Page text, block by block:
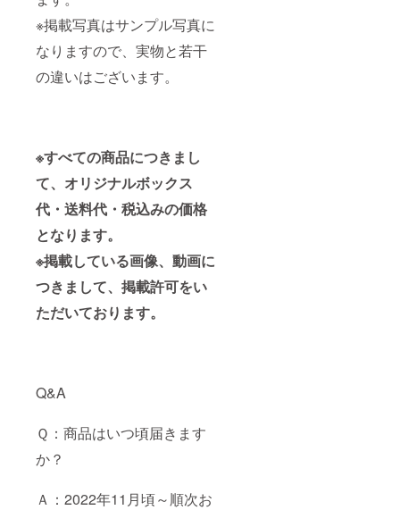
※掲載写真はサンプル写真に
なりますので、実物と若干
の違いはございます。
※すべての商品につきまし
て、オリジナルボックス
代・送料代・税込みの価格
となります。
※掲載している画像、動画に
つきまして、掲載許可をい
ただいております。
Q&A
Ｑ：商品はいつ頃届きます
か？
Ａ：2022年11月頃～順次お